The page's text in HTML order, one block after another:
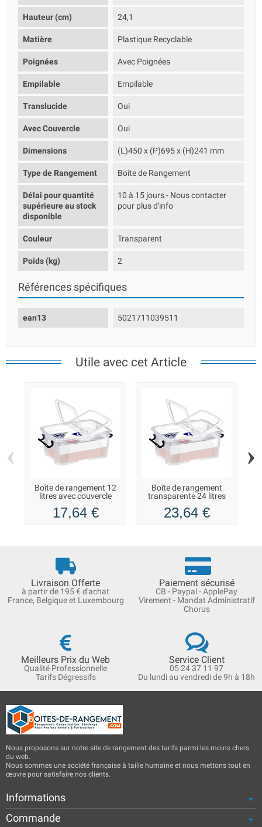
Hauteur (cm) 24,1
Matière Plastique Recyclable
Poignées Avec Poignées
Empilable Empilable
Translucide Oui
Avec Couvercle Oui
Dimensions (L)450 x (P)695 x (H)241 mm
Type de Rangement Boîte de Rangement
Délai pour quantité
supérieure au stock
disponible
10 à 15 jours - Nous contacter
pour plus d'info
Couleur Transparent
Poids (kg) 2
Références spécifiques
ean13 5021711039511
Utile avec cet Article
Boîte de rangement 12
litres avec couvercle
papillon
17,64 €
Boîte de rangement
transparente 24 litres
avec couvercle papillon
et poignées
23,64 €
‹ ›
Livraison Offerte
à partir de 195 € d'achat
France, Belgique et Luxembourg
Paiement sécurisé
CB - Paypal - ApplePay
Virement - Mandat Administratif
Chorus
Meilleurs Prix du Web
Qualité Professionnelle
Tarifs Dégressifs
Service Client
05 24 37 11 97
Du lundi au vendredi de 9h à 18h
Nous proposons sur notre site de rangement des tarifs parmi les moins chers
du web.
Nous sommes une société française à taille humaine et nous mettons tout en
œuvre pour satisfaire nos clients.
Informations
Commande